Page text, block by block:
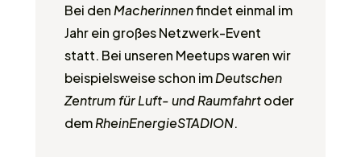
Bei den Macherinnenfindet einmal im
Jahr ein großes Netzwerk-Event
statt. Bei unseren Meetups waren wir
beispielsweise schon imDeutschen
Zentrum für Luft- und Raumfahrtoder
demRheinEnergieSTADION.